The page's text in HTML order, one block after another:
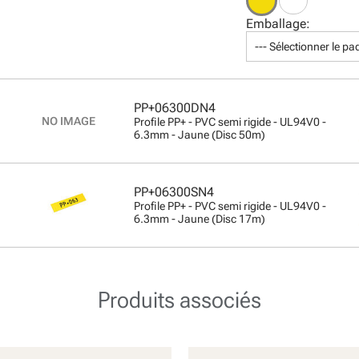
Emballage:
--- Sélectionner le
PP+06300DN4
Profile PP+ - PVC semi rigide - UL94V0 -
6.3mm - Jaune (Disc 50m)
PP+06300SN4
Profile PP+ - PVC semi rigide - UL94V0 -
6.3mm - Jaune (Disc 17m)
Produits associés